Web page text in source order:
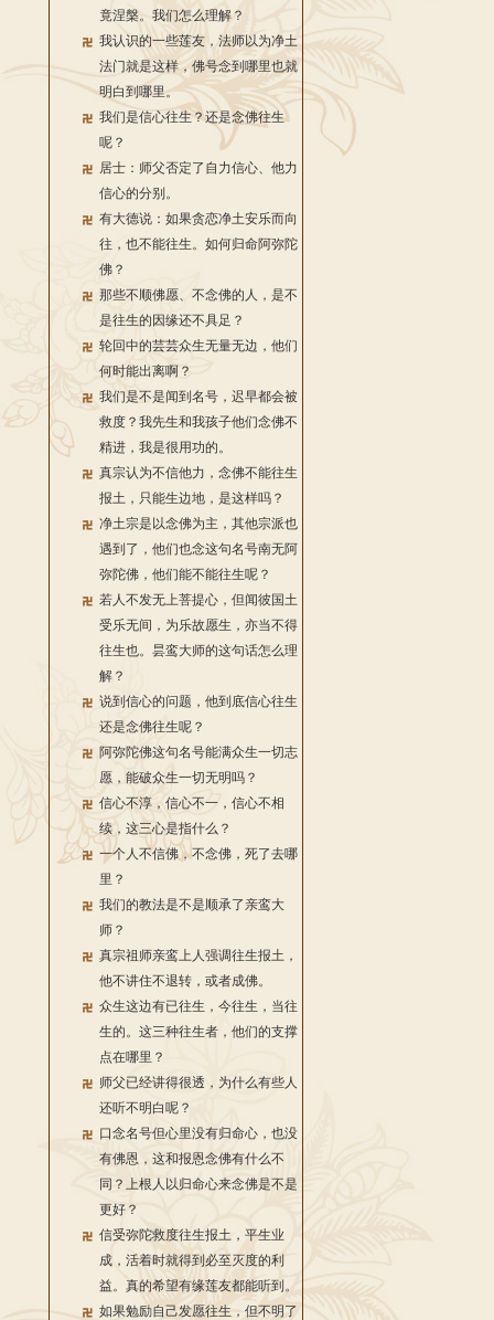
竟涅槃。我们怎么理解？
我认识的一些莲友，法师以为净土
法门就是这样，佛号念到哪里也就
明白到哪里。
我们是信心往生？还是念佛往生
呢？
居士：师父否定了自力信心、他力
信心的分别。
有大德说：如果贪恋净土安乐而向
往，也不能往生。如何归命阿弥陀
佛？
那些不顺佛愿、不念佛的人，是不
是往生的因缘还不具足？
轮回中的芸芸众生无量无边，他们
何时能出离啊？
我们是不是闻到名号，迟早都会被
救度？我先生和我孩子他们念佛不
精进，我是很用功的。
真宗认为不信他力，念佛不能往生
报土，只能生边地，是这样吗？
净土宗是以念佛为主，其他宗派也
遇到了，他们也念这句名号南无阿
弥陀佛，他们能不能往生呢？
若人不发无上菩提心，但闻彼国土
受乐无间，为乐故愿生，亦当不得
往生也。昙鸾大师的这句话怎么理
解？
说到信心的问题，他到底信心往生
还是念佛往生呢？
阿弥陀佛这句名号能满众生一切志
愿，能破众生一切无明吗？
信心不淳，信心不一，信心不相
续，这三心是指什么？
一个人不信佛，不念佛，死了去哪
里？
我们的教法是不是顺承了亲鸾大
师？
真宗祖师亲鸾上人强调往生报土，
他不讲住不退转，或者成佛。
众生这边有已往生，今往生，当往
生的。这三种往生者，他们的支撑
点在哪里？
师父已经讲得很透，为什么有些人
还听不明白呢？
口念名号但心里没有归命心，也没
有佛恩，这和报恩念佛有什么不
同？上根人以归命心来念佛是不是
更好？
信受弥陀救度往生报土，平生业
成，活着时就得到必至灭度的利
益。真的希望有缘莲友都能听到。
如果勉励自己发愿往生，但不明了